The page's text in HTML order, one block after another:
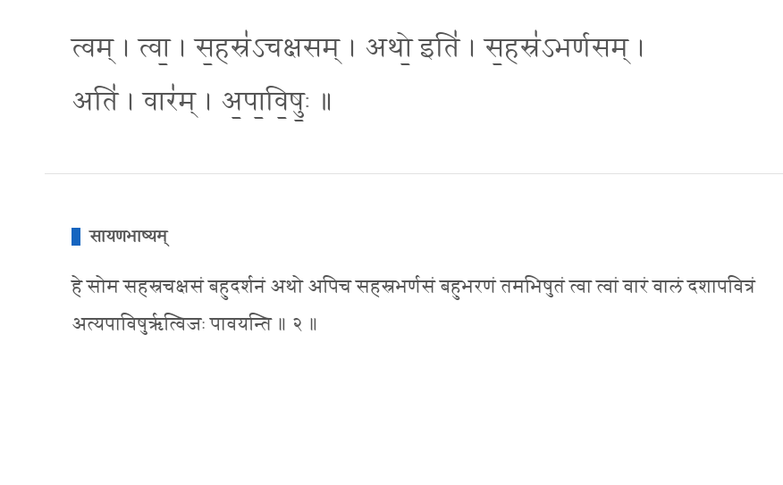
त्वम् । त्वा॒ । स॒हस्र॑ऽचक्षसम् । अथो॒ इति॑ । स॒हस्र॑ऽभर्णसम् ।
अति॑ । वार॑म् । अ॒पा॒वि॒षुः॒ ॥
सायणभाष्यम्
हे सोम सहस्रचक्षसं बहुदर्शनं अथो अपिच सहस्रभर्णसं बहुभरणं तमभिषुतं त्वा त्वां वारं वालं दशापवित्रं
अत्यपाविषुरृत्विजः पावयन्ति ॥ २ ॥